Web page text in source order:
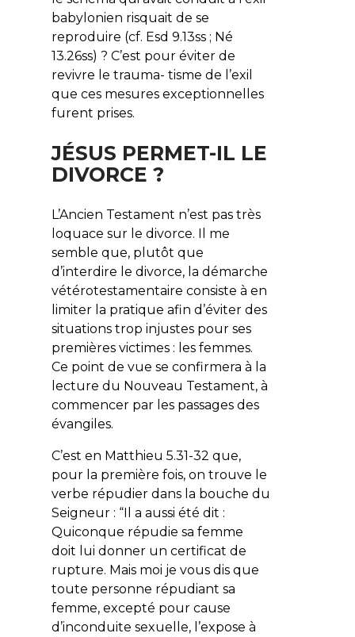
babylonien risquait de se
reproduire (cf. Esd 9.13ss ; Né
13.26ss) ? C’est pour éviter de
revivre le trauma- tisme de l’exil
que ces mesures exceptionnelles
furent prises.
JÉSUS PERMET-IL LE
DIVORCE ?
L’Ancien Testament n’est pas très
loquace sur le divorce. Il me
semble que, plutôt que
d’interdire le divorce, la démarche
vétérotestamentaire consiste à en
limiter la pratique afin d’éviter des
situations trop injustes pour ses
premières victimes : les femmes.
Ce point de vue se confirmera à la
lecture du Nouveau Testament, à
commencer par les passages des
évangiles.
C’est en Matthieu 5.31-32 que,
pour la première fois, on trouve le
verbe répudier dans la bouche du
Seigneur : “Il a aussi été dit :
Quiconque répudie sa femme
doit lui donner un certificat de
rupture. Mais moi je vous dis que
toute personne répudiant sa
femme, excepté pour cause
d’inconduite sexuelle, l’expose à